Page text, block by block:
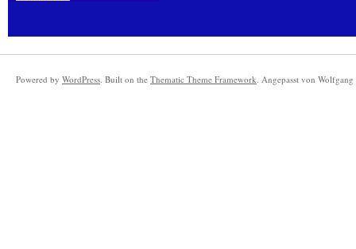
Powered by WordPress. Built on the Thematic Theme Framework. Angepasst von